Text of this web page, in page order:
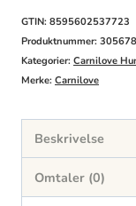
GTIN: 8595602537723
Produktnummer: 305678
Kategorier: Carnilove
Merke: Carnilove
Beskrivelse
Omtaler (0)